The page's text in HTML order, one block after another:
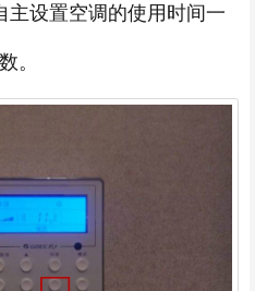
主设置空调的使用时间一
。